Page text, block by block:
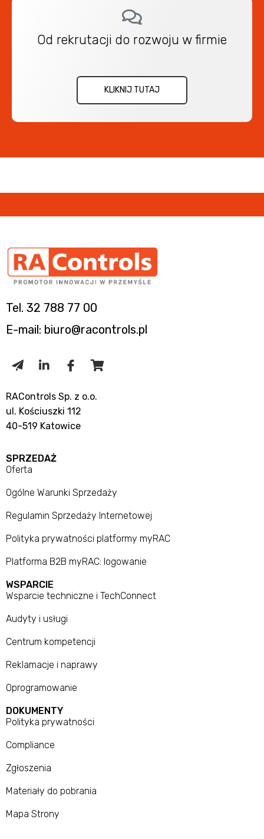
Od rekrutacji do rozwoju w firmie
KLIKNIJ TUTAJ
Tel. 32 788 77 00
E-mail: biuro@racontrols.pl
RAControls Sp. z o.o.
ul. Kościuszki 112
40-519 Katowice
SPRZEDAŻ
Oferta
Ogólne Warunki Sprzedaży
Regulamin Sprzedaży Internetowej
Polityka prywatności platformy myRAC
Platforma B2B myRAC: logowanie
WSPARCIE
Wsparcie techniczne i TechConnect
Audyty i usługi
Centrum kompetencji
Reklamacje i naprawy
Oprogramowanie
DOKUMENTY
Polityka prywatności
Compliance
Zgłoszenia
Materiały do pobrania
Mapa Strony